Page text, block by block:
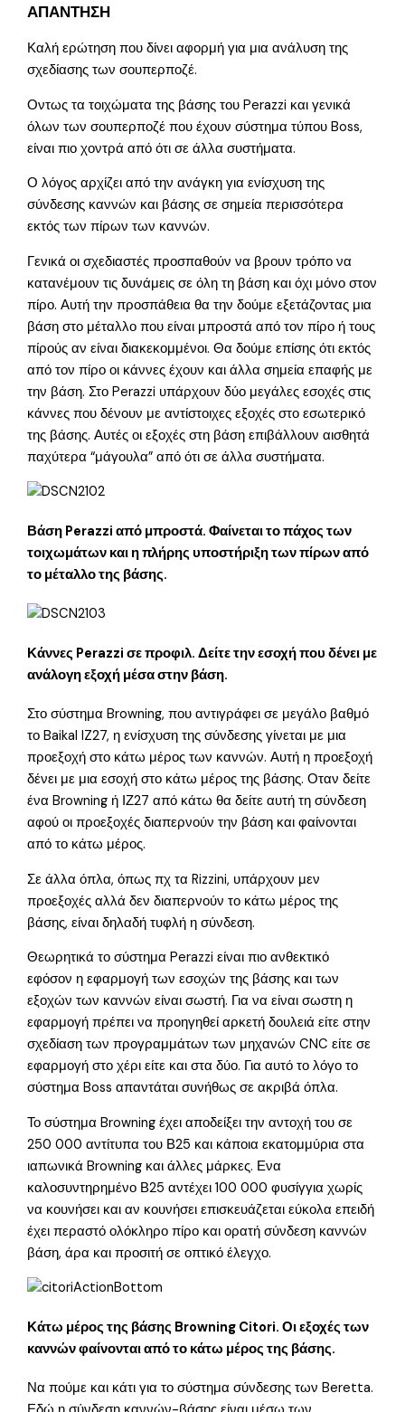
ΑΠΑΝΤΗΣΗ
Καλή ερώτηση που δίνει αφορμή για μια ανάλυση της
σχεδίασης των σουπερποζέ.
Οντως τα τοιχώματα της βάσης του Perazzi και γενικά
όλων των σουπερποζέ που έχουν σύστημα τύπου Boss,
είναι πιο χοντρά από ότι σε άλλα συστήματα.
Ο λόγος αρχίζει από την ανάγκη για ενίσχυση της
σύνδεσης καννών και βάσης σε σημεία περισσότερα
εκτός των πίρων των καννών.
Γενικά οι σχεδιαστές προσπαθούν να βρουν τρόπο να
κατανέμουν τις δυνάμεις σε όλη τη βάση και όχι μόνο στον
πίρο. Αυτή την προσπάθεια θα την δούμε εξετάζοντας μια
βάση στο μέταλλο που είναι μπροστά από τον πίρο ή τους
πίρούς αν είναι διακεκομμένοι. Θα δούμε επίσης ότι εκτός
από τον πίρο οι κάννες έχουν και άλλα σημεία επαφής με
την βάση. Στο Perazzi υπάρχουν δύο μεγάλες εσοχές στις
κάννες που δένουν με αντίστοιχες εξοχές στο εσωτερικό
της βάσης. Αυτές οι εξοχές στη βάση επιβάλλουν αισθητά
παχύτερα “μάγουλα” από ότι σε άλλα συστήματα.
Βάση Perazzi από μπροστά. Φαίνεται το πάχος των
τοιχωμάτων και η πλήρης υποστήριξη των πίρων από
το μέταλλο της βάσης.
Κάννες Perazzi σε προφιλ. Δείτε την εσοχή που δένει με
ανάλογη εξοχή μέσα στην βάση.
Στο σύστημα Browning, που αντιγράφει σε μεγάλο βαθμό
το Baikal IZ27, η ενίσχυση της σύνδεσης γίνεται με μια
προεξοχή στο κάτω μέρος των καννών. Αυτή η προεξοχή
δένει με μια εσοχή στο κάτω μέρος της βάσης. Οταν δείτε
ένα Browning ή ΙΖ27 από κάτω θα δείτε αυτή τη σύνδεση
αφού οι προεξοχές διαπερνούν την βάση και φαίνονται
από το κάτω μέρος.
Σε άλλα όπλα, όπως πχ τα Rizzini, υπάρχουν μεν
προεξοχές αλλά δεν διαπερνούν το κάτω μέρος της
βάσης, είναι δηλαδή τυφλή η σύνδεση.
Θεωρητικά το σύστημα Perazzi είναι πιο ανθεκτικό
εφόσον η εφαρμογή των εσοχών της βάσης και των
εξοχών των καννών είναι σωστή. Για να είναι σωστη η
εφαρμογή πρέπει να προηγηθεί αρκετή δουλειά είτε στην
σχεδίαση των προγραμμάτων των μηχανών CNC είτε σε
εφαρμογή στο χέρι είτε και στα δύο. Για αυτό το λόγο το
σύστημα Boss απαντάται συνήθως σε ακριβά όπλα.
Το σύστημα Browning έχει αποδείξει την αντοχή του σε
250 000 αντίτυπα του Β25 και κάποια εκατομμύρια στα
ιαπωνικά Browning και άλλες μάρκες. Ενα
καλοσυντηρημένο Β25 αντέχει 100 000 φυσίγγια χωρίς
να κουνήσει και αν κουνήσει επισκευάζεται εύκολα επειδή
έχει περαστό ολόκληρο πίρο και ορατή σύνδεση καννών
βάση, άρα και προσιτή σε οπτικό έλεγχο.
Κάτω μέρος της βάσης Browning Citori. Οι εξοχές των
καννών φαίνονται από το κάτω μέρος της βάσης.
Να πούμε και κάτι για το σύστημα σύνδεσης των Beretta.